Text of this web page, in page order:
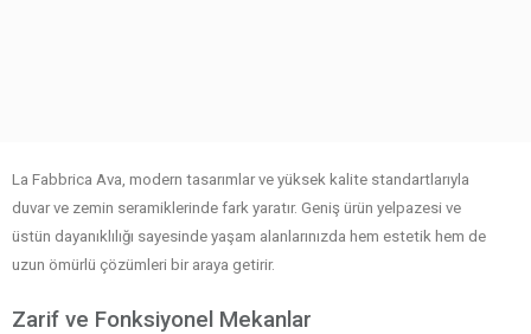
La Fabbrica Ava, modern tasarımlar ve yüksek kalite standartlarıyla
duvar ve zemin seramiklerinde fark yaratır. Geniş ürün yelpazesi ve
üstün dayanıklılığı sayesinde yaşam alanlarınızda hem estetik hem de
uzun ömürlü çözümleri bir araya getirir.
Zarif ve Fonksiyonel Mekanlar